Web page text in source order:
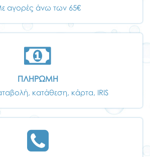
αγορές άνω των 65€
ΠΛΗΡΩΜΗ
κατάθεση, κάρτα, IRIS